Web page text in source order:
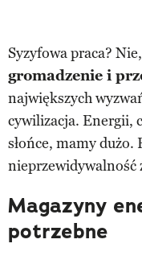
Syzyfowa praca?
gromadzenie i
największych
cywilizacja. Energii,
słońce, mamy
nieprzewidywalność
Magazyny
potrzebne